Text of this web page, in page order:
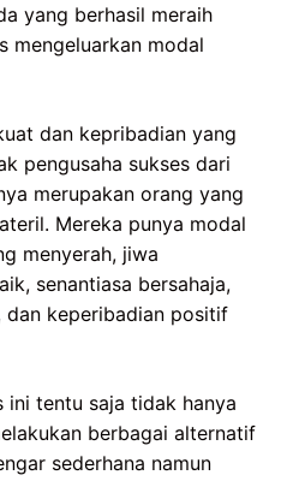
yang berhasil meraih
mengeluarkan modal
dan kepribadian yang
pengusaha sukses dari
merupakan orang yang
Mereka punya modal
menyerah, jiwa
senantiasa bersahaja,
dan keperibadian positif
ini tentu saja tidak hanya
berbagai alternatif
sederhana namun